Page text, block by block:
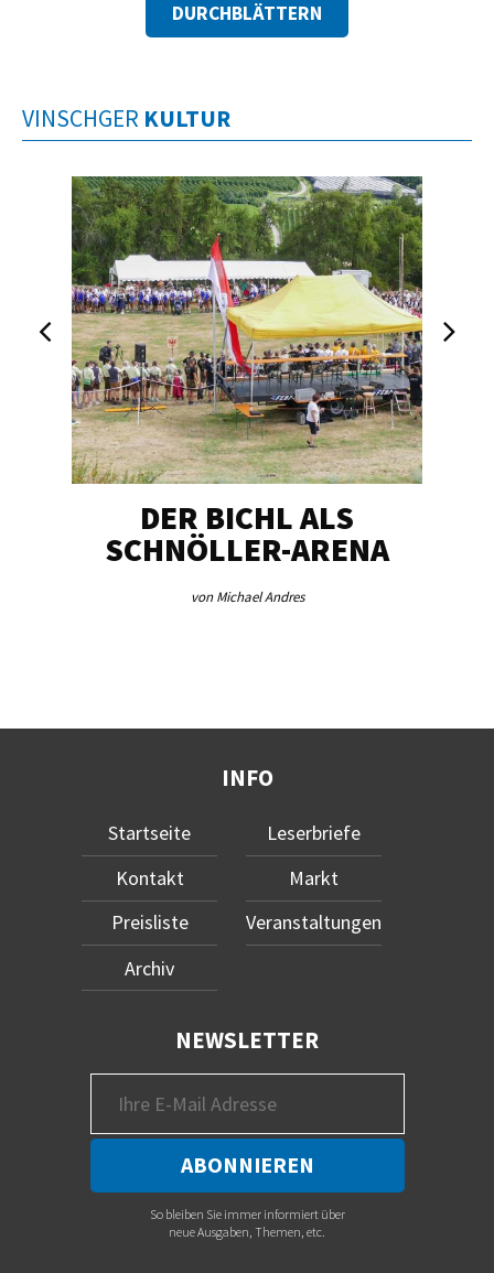
DURCHBLÄTTERN
VINSCHGER KULTUR
DER BICHL ALS
SCHNÖLLER-ARENA
von Michael Andres
INFO
Startseite
Kontakt
Preisliste
Archiv
Leserbriefe
Markt
Veranstaltungen
NEWSLETTER
So bleiben Sie immer informiert über
neue Ausgaben, Themen, etc.